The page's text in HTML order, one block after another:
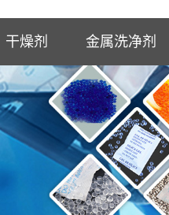
干燥剂 金属洗净剂